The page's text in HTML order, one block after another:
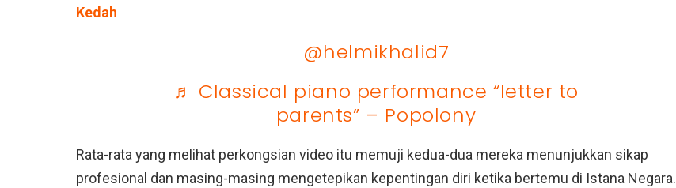
Kedah
@helmikhalid7
♬ Classical piano performance “letter to
parents” – Popolony
Rata-rata yang melihat perkongsian video itu memuji kedua-dua mereka menunjukkan sikap
profesional dan masing-masing mengetepikan kepentingan diri ketika bertemu di Istana Negara.